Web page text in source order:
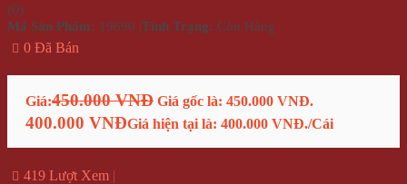
(0)
Mã Sản Phẩm: 19690 |Tình Trạng: Còn Hàng
0 Đã Bán
Giá:450.000 VNĐ Giá gốc là: 450.000 VNĐ.
400.000 VNĐGiá hiện tại là: 400.000 VNĐ./Cái
419 Lượt Xem